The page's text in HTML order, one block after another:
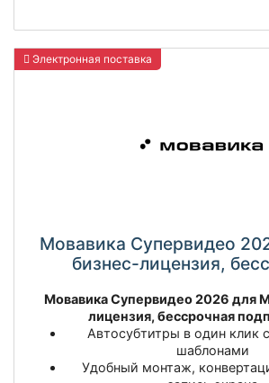
Электронная поставка
Мовавика Супервидео
бизнес-лицензия,
Мовавика Супервидео 2026 для
лицензия, бессрочная
Автосубтитры в один клик
шаблонами
Удобный монтаж,